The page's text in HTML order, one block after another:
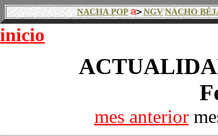
NACHA POP NGV NACHO
inicio
mes anterior